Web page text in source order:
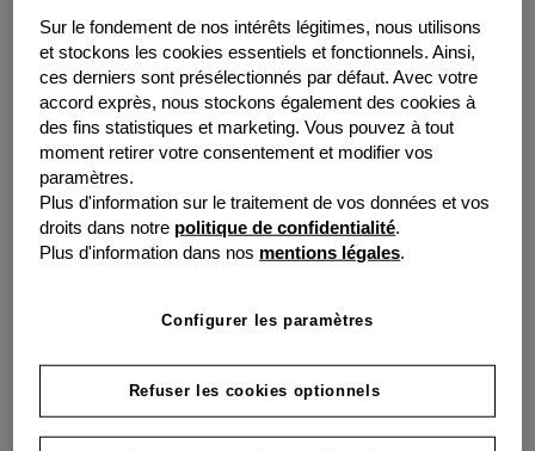
réussite mutuelle
Chez grenke, nous sommes convaincus que
le succès se construit ensemble. C'est
pourquoi nous sommes fiers de mettre en
avant nos partenaires de divers secteurs.
Sur le fondement de nos intérêts légitimes, nous utilisons
et stockons les cookies essentiels et fonctionnels. Ainsi,
ces derniers sont présélectionnés par défaut. Avec votre
accord exprès, nous stockons également des cookies à
des fins statistiques et marketing. Vous pouvez à tout
moment retirer votre consentement et modifier vos
paramètres.
Plus d'information sur le traitement de vos données et vos
droits dans notre politique de confidentialité.
Plus d'information dans nos mentions légales.
Configurer les paramètres
Refuser les cookies optionnels